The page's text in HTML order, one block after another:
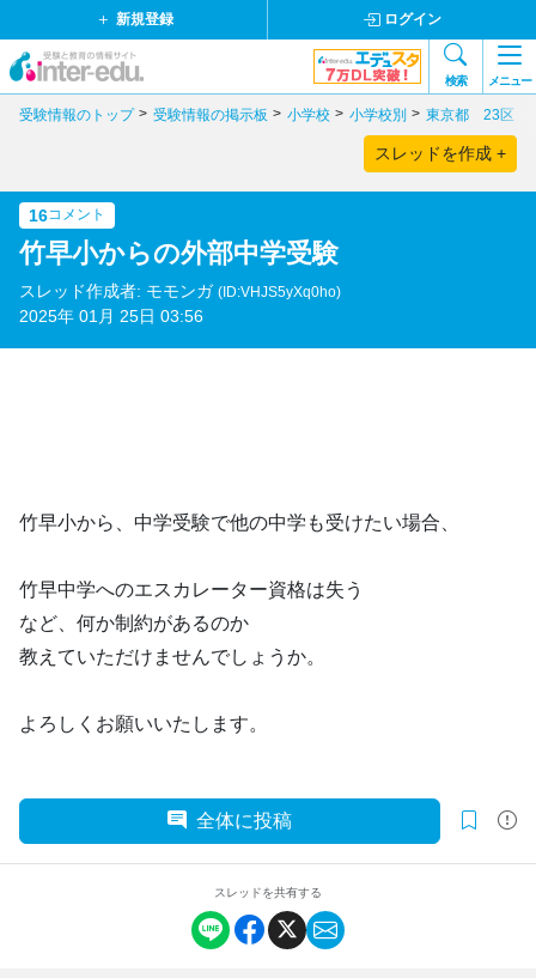
新規登録 ログイン
検索 メニュー
受験情報のトップ 受験情報の掲示板 小学校 小学校別 東京都 23区
スレッドを作成 +
16コメント
竹早小からの外部中学受験
スレッド作成者: モモンガ (ID:VHJS5yXq0ho)
2025年 01月 25日 03:56
竹早小から、中学受験で他の中学も受けたい場合、
竹早中学へのエスカレーター資格は失う
など、何か制約があるのか
教えていただけませんでしょうか。
よろしくお願いいたします。
全体に投稿
スレッドを共有する